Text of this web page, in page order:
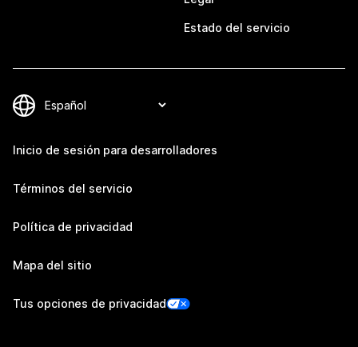
Estado del servicio
Inicio de sesión para desarrolladores
Términos del servicio
Política de privacidad
Mapa del sitio
Tus opciones de privacidad